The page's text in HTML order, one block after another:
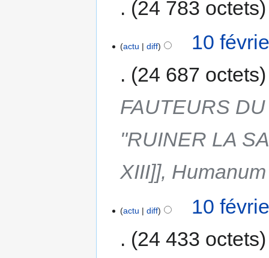
24 783 octets
actu diff
10
24 687 octets
FAUTEURS
"RUINER LA
XIII]],
actu diff
10
24 433 octets